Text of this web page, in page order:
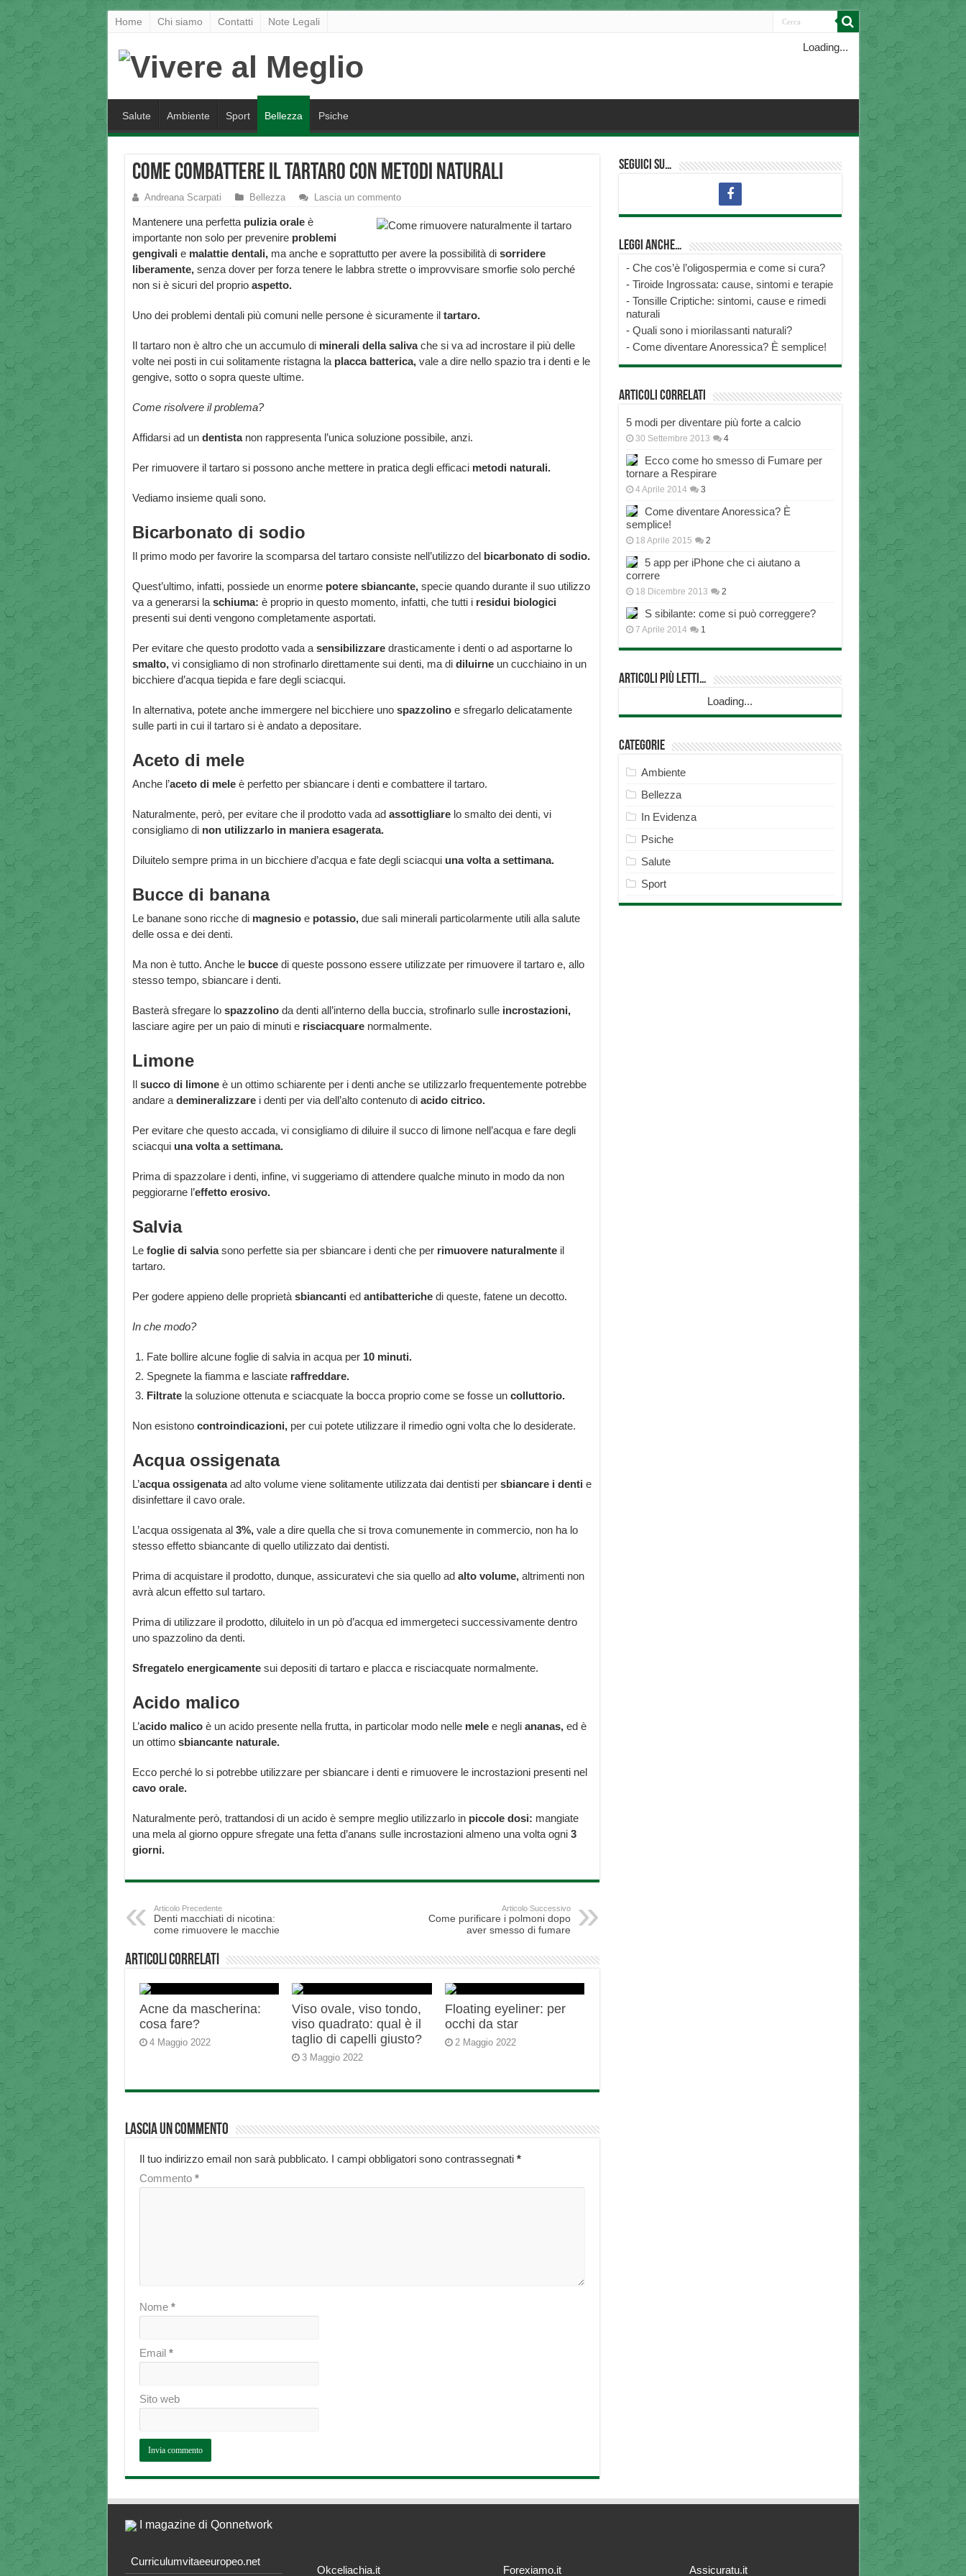
Home Chi siamo Contatti Note Legali
Loading...
Salute Ambiente Sport Bellezza Psiche
Come combattere il tartaro con metodi naturali
Andreana Scarpati Bellezza Lascia un commento
Mantenere una perfetta pulizia oraleè
importante non solo per prevenire problemi
gengivali e malattie dentali,ma anche e soprattutto per avere la possibilità di sorridere
liberamente,senza dover per forza tenere le labbra strette o improvvisare smorfie solo perché
non si è sicuri del proprio aspetto.
Uno dei problemi dentali più comuni nelle persone è sicuramente il tartaro.
Il tartaro non è altro che un accumulo di minerali della salivache si va ad incrostare il più delle
volte nei posti in cui solitamente ristagna la placca batterica,vale a dire nello spazio tra i denti e le
gengive, sotto o sopra queste ultime.
Come risolvere il problema?
Affidarsi ad un dentista non rappresenta l’unica soluzione possibile, anzi.
Per rimuovere il tartaro si possono anche mettere in pratica degli efficaci metodi naturali.
Vediamo insieme quali sono.
Bicarbonato di sodio
Il primo modo per favorire la scomparsa del tartaro consiste nell’utilizzo del bicarbonato di sodio.
Quest’ultimo, infatti, possiede un enorme potere sbiancante,specie quando durante il suo utilizzo
va a generarsi la schiuma: è proprio in questo momento, infatti, che tutti i residui biologici
presenti sui denti vengono completamente asportati.
Per evitare che questo prodotto vada a sensibilizzaredrasticamente i denti o ad asportarne lo
smalto,vi consigliamo di non strofinarlo direttamente sui denti, ma di diluirneun cucchiaino in un
bicchiere d’acqua tiepida e fare degli sciacqui.
In alternativa, potete anche immergere nel bicchiere unospazzolinoe sfregarlo delicatamente
sulle parti in cui il tartaro si è andato a depositare.
Aceto di mele
Anche l’aceto di meleè perfetto per sbiancare i denti e combattere il tartaro.
Naturalmente, però, per evitare che il prodotto vada ad assottigliarelo smalto dei denti, vi
consigliamo di non utilizzarlo in maniera esagerata.
Diluitelo sempre prima in un bicchiere d’acqua e fate degli sciacqui una volta a settimana.
Bucce di banana
Le banane sono ricche di magnesioe potassio,due sali minerali particolarmente utili alla salute
delle ossa e dei denti.
Ma non è tutto. Anche le buccedi queste possono essere utilizzate per rimuovere il tartaro e, allo
stesso tempo, sbiancare i denti.
Basterà sfregare lo spazzolinoda denti all’interno della buccia, strofinarlo sulleincrostazioni,
lasciare agire per un paio di minuti e risciacquarenormalmente.
Limone
Il succo di limoneè un ottimo schiarente per i denti anche se utilizzarlo frequentemente potrebbe
andare a demineralizzarei denti per via dell’alto contenuto di acido citrico.
Per evitare che questo accada, vi consigliamo di diluire il succo di limone nell’acqua e fare degli
sciacqui una volta a settimana.
Prima di spazzolare i denti, infine, vi suggeriamo di attendere qualche minuto in modo da non
peggiorarne l’effetto erosivo.
Salvia
Le foglie di salviasono perfette sia per sbiancare i denti che per rimuovere naturalmenteil
tartaro.
Per godere appieno delle proprietà sbiancanti ed antibatterichedi queste, fatene un decotto.
In che modo?
Fate bollire alcune foglie di salvia in acqua per 10 minuti.
Spegnete la fiamma e lasciate raffreddare.
Filtratela soluzione ottenuta e sciacquate la bocca proprio come se fosse uncolluttorio.
Non esistono controindicazioni,per cui potete utilizzare il rimedio ogni volta che lo desiderate.
Acqua ossigenata
L’acqua ossigenataad alto volume viene solitamente utilizzata dai dentisti per sbiancare i denti e
disinfettare il cavo orale.
L’acqua ossigenata al3%,vale a dire quella che si trova comunemente in commercio, non ha lo
stesso effetto sbiancante di quello utilizzato dai dentisti.
Prima di acquistare il prodotto, dunque, assicuratevi che sia quello ad alto volume,altrimenti non
avrà alcun effetto sul tartaro.
Prima di utilizzare il prodotto, diluitelo in un pò d’acqua ed immergeteci successivamente dentro
uno spazzolino da denti.
Sfregatelo energicamentesui depositi di tartaro e placca e risciacquate normalmente.
Acido malico
L’acido malicoè un acido presente nella frutta, in particolar modo nelle melee negli ananas, ed è
un ottimo sbiancante naturale.
Ecco perché lo si potrebbe utilizzare per sbiancare i denti e rimuovere le incrostazioni presenti nel
cavo orale.
Naturalmente però, trattandosi di un acido è sempre meglio utilizzarlo in piccole dosi: mangiate
una mela al giorno oppure sfregate una fetta d’anans sulle incrostazioni almeno una volta ogni 3
giorni.
Articolo Precedente
Denti macchiati di nicotina:
come rimuovere le macchie
Articolo Successivo
Come purificare i polmoni dopo
aver smesso di fumare
Articoli correlati
Acne da mascherina:
cosa fare?
4 Maggio 2022
Viso ovale, viso tondo,
viso quadrato: qual è il
taglio di capelli giusto?
3 Maggio 2022
Floating eyeliner: per
occhi da star
2 Maggio 2022
Lascia un commento
Il tuo indirizzo email non sarà pubblicato. I campi obbligatori sono contrassegnati *
Commento *
Nome *
Email *
Sito web
Seguici su…
Leggi anche…
- Che cos’è l’oligospermia e come si cura?
- Tiroide Ingrossata: cause, sintomi e terapie
- Tonsille Criptiche: sintomi, cause e rimedi
naturali
- Quali sono i miorilassanti naturali?
- Come diventare Anoressica? È semplice!
Articoli correlati
5 modi per diventare più forte a calcio
30 Settembre 2013 4
Ecco come ho smesso di Fumare per
tornare a Respirare
4 Aprile 2014 3
Come diventare Anoressica? È
semplice!
18 Aprile 2015 2
5 app per iPhone che ci aiutano a
correre
18 Dicembre 2013 2
S sibilante: come si può correggere?
7 Aprile 2014 1
Articoli più Letti…
Loading...
Categorie
Ambiente
Bellezza
In Evidenza
Psiche
Salute
Sport
I magazine di Qonnetwork
Curriculumvitaeeuropeo.net
Okceliachia.it Forexiamo.it Assicuratu.it